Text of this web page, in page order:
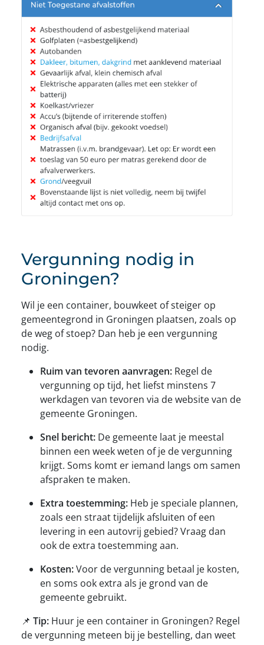
Vergunning nodig in
Groningen?
Wil je een container, bouwkeet of steiger op
gemeentegrond in Groningen plaatsen, zoals op
de weg of stoep? Dan heb je een vergunning
nodig.
Ruim van tevoren aanvragen: Regel de
vergunning op tijd, het liefst minstens 7
werkdagen van tevoren via de website van de
gemeente Groningen.
Snel bericht: De gemeente laat je meestal
binnen een week weten of je de vergunning
krijgt. Soms komt er iemand langs om samen
afspraken te maken.
Extra toestemming: Heb je speciale plannen,
zoals een straat tijdelijk afsluiten of een
levering in een autovrij gebied? Vraag dan
ook de extra toestemming aan.
Kosten:Voor de vergunning betaal je kosten,
en soms ook extra als je grond van de
gemeente gebruikt.
📌 Tip: Huur je een container in Groningen? Regel
de vergunning meteen bij je bestelling, dan weet